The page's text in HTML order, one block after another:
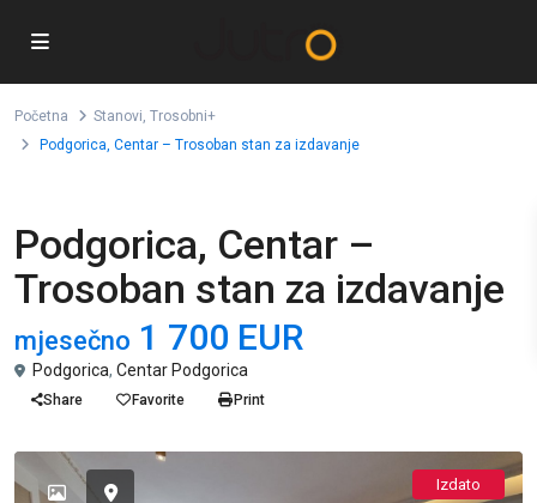
Početna Stanovi, Trosobni+
Podgorica, Centar – Trosoban stan za izdavanje
Podgorica, Centar –
Trosoban stan za izdavanje
mjesečno 1 700 EUR
Podgorica, Centar Podgorica
Share Favorite Print
Izdato